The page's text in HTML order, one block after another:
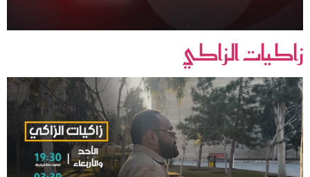
زاكيات الزاكي